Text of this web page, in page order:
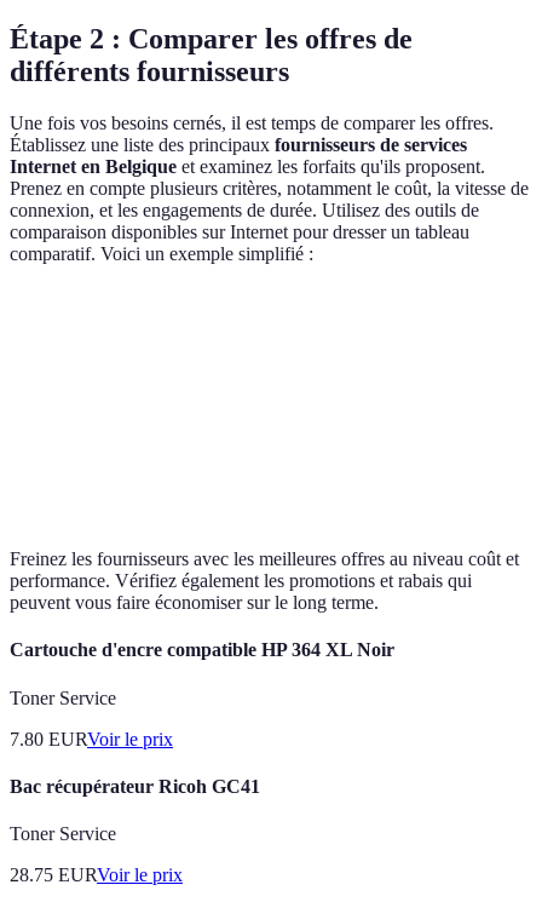
Étape 2 : Comparer les offres de
différents fournisseurs
Une fois vos besoins cernés, il est temps de comparer les offres.
Établissez une liste des principaux fournisseurs de services
Internet en Belgique et examinez les forfaits qu'ils proposent.
Prenez en compte plusieurs critères, notamment le coût, la vitesse de
connexion, et les engagements de durée. Utilisez des outils de
comparaison disponibles sur Internet pour dresser un tableau
comparatif. Voici un exemple simplifié :
Freinez les fournisseurs avec les meilleures offres au niveau coût et
performance. Vérifiez également les promotions et rabais qui
peuvent vous faire économiser sur le long terme.
Cartouche d'encre compatible HP 364 XL Noir
Toner Service
7.80 EURVoir le prix
Bac récupérateur Ricoh GC41
Toner Service
28.75 EURVoir le prix